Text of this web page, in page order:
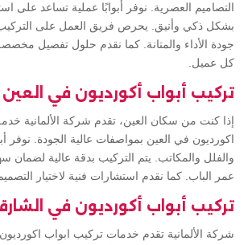
التصاميم العصرية. نوفر أبوابًا عملية تساعد على
بشكل ذكي وأنيق. يحرص فريق العمل على
جودة الأداء والمتانة. كما نقدم حلول تفصيل
كل عميل.
تركيب أبواب أكورديون في العين
إذا كنت من سكان العين، تقدم شركة الألمانية
اكورديون في العين بمواصفات عالية الجودة. نوفر
والفلل والمكاتب. يتم التركيب بدقة عالية لضمان
عمر الباب. كما نقدم استشارات فنية لاختيار
تركيب أبواب أكورديون في
شركة الألمانية تقدم خدمات تركيب ابواب